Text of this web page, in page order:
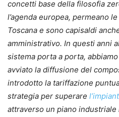
concetti base della filosofia
l’agenda europea, permeano
Toscana e sono capisaldi
amministrativo. In questi anni
sistema porta a porta,
avviato la diffusione del
introdotto la tariffazione
strategia per superare
attraverso un piano